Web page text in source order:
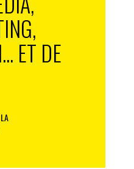
ET DE